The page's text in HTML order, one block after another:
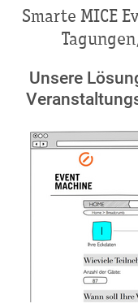
Smarte MICE
Unsere